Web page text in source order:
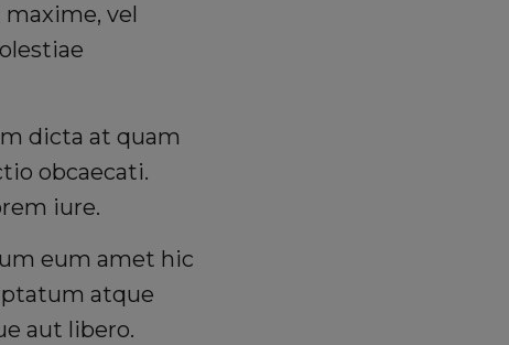
vel
dicta at quam
obcaecati.
iure.
eum amet hic
atque
aut libero.